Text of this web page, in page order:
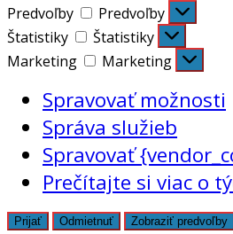
Predvoľby
Predvoľby
Štatistiky
Štatistiky
Marketing
Marketing
Spravovať možnosti
Správa služieb
Spravovať
Prečítajte si viac o
Prijať Odmietnuť Zobraziť predvoľby